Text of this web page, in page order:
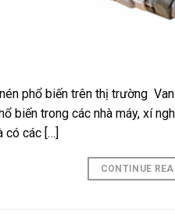
phổ biến trên thị trường
biến trong các nhà máy, xí
có các […]
CONTINUE